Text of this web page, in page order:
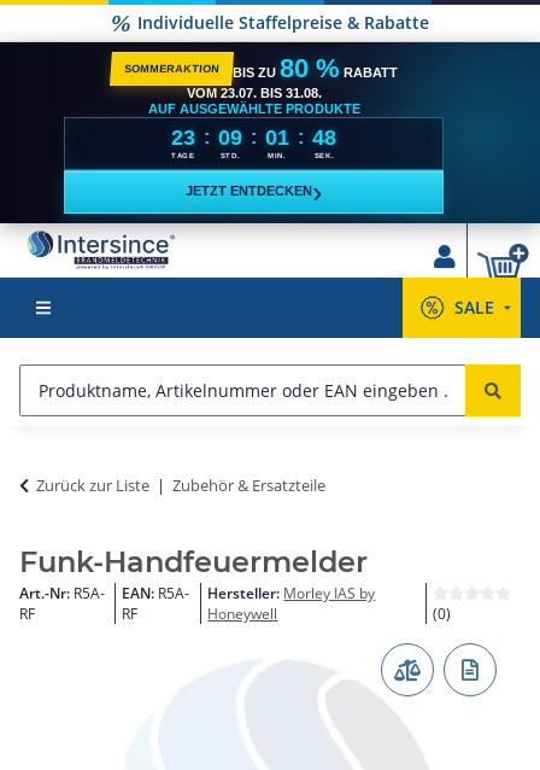
Individuelle Staffelpreise & Rabatte
SOMMERAKTION BIS ZU 80 % RABATT
VOM 23.07. BIS 31.08.
AUF AUSGEWÄHLTE PRODUKTE
23
TAGE
: 09
STD.
: 01
MIN.
: 48
SEK.
JETZT ENTDECKEN ›
SALE
Zurück zur Liste Zubehör & Ersatzteile
Funk-Handfeuermelder
Art.-Nr: R5A-
RF
EAN: R5A-
RF
Hersteller: Morley IAS by
Honeywell
(0)